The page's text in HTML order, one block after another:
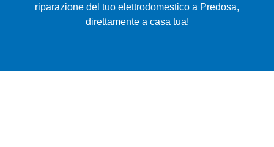
riparazione del tuo elettrodomestico a Predosa,
direttamente a casa tua!